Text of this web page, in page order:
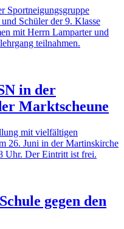
Sportneigungsgruppe
Schüler der 9. Klasse
mit Herrn Lamparter und
teilnahmen.
in der
Marktscheune
mit vielfältigen
26. Juni in der Martinskirche
Uhr. Der Eintritt ist frei.
gegen den